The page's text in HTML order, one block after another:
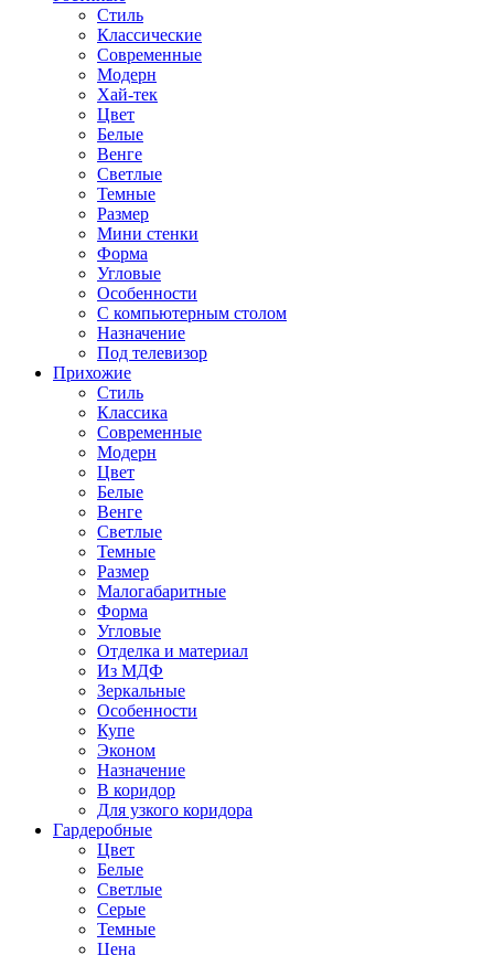
Стиль
Классические
Современные
Модерн
Хай-тек
Цвет
Белые
Венге
Светлые
Темные
Размер
Мини стенки
Форма
Угловые
Особенности
С компьютерным столом
Назначение
Под телевизор
Прихожие
Стиль
Классика
Современные
Модерн
Цвет
Белые
Венге
Светлые
Темные
Размер
Малогабаритные
Форма
Угловые
Отделка и материал
Из МДФ
Зеркальные
Особенности
Купе
Эконом
Назначение
В коридор
Для узкого коридора
Гардеробные
Цвет
Белые
Светлые
Серые
Темные
Цена